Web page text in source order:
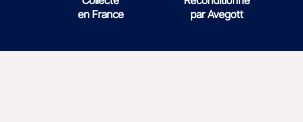
en France
par Avegott